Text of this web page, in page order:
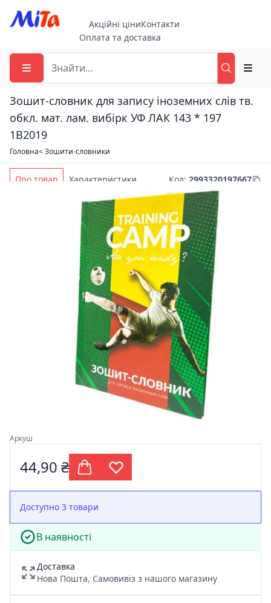
Акційні ціниКонтакти
Оплата та доставка
Зошит-словник для запису іноземних слів тв.
обкл. мат. лам. вибірк УФ ЛАК 143 * 197
1B2019
Головна< Зошити-словники
Про товар Характеристики Код: 2993320197667
Аркуш
44,90 ₴
Доступно 3 товари
В наявності
Доставка
Нова Пошта, Самовивіз з нашого магазину